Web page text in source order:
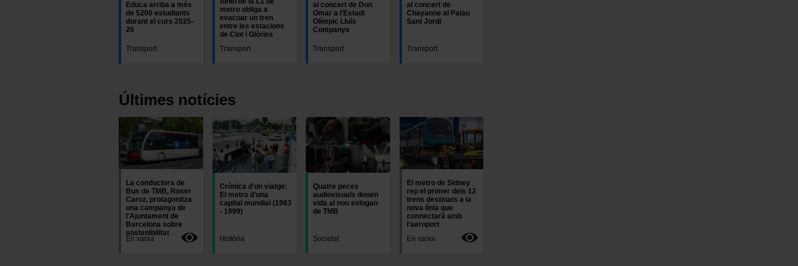
Educa arriba a més
de 5200 estudiants
durant el curs 2025-
26
Transport
metro obliga a
evacuar un tren
entre les estacions
de Clot i Glòries
Transport
al concert de Don
Omar a l’Estadi
Olímpic Lluís
Companys
Transport
al concert de
Chayanne al Palau
Sant Jordi
Transport
Últimes notícies
Imatge
La conductora de
Bus de TMB, Roser
Caroz, protagonitza
una campanya de
l'Ajuntament de
Barcelona sobre
sostenibilitat
En xarxa
Imatge
Crònica d'un viatge:
El metro d'una
capital mundial (1983
- 1999)
Història
Imatge
Quatre peces
audiovisuals donen
vida al nou eslogan
de TMB
Societat
Imatge
El metro de Sidney
rep el primer dels 12
trens destinats a la
nova línia que
connectarà amb
l’aeroport
En xarxa